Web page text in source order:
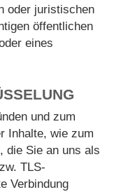
oder juristischen
öffentlichen
eines
und zum
Inhalte, wie zum
die Sie an uns als
TLS-
Verbindung